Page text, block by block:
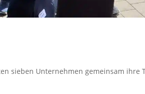
sieben Unternehmen gemeinsam ihre